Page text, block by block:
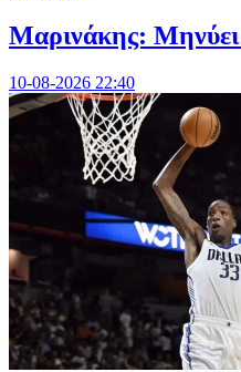
Μαρινάκης:
10-08-2026 22:40